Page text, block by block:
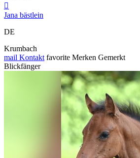

Jana bästlein
DE
Krumbach
mail Kontakt favorite Merken Gemerkt
Blickfänger